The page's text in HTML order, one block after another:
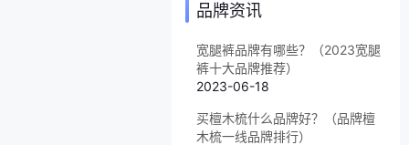
品牌资讯
宽腿裤品牌有哪些？（2023宽腿
裤十大品牌推荐）
2023-06-18
买檀木梳什么品牌好？（品牌檀
木梳一线品牌排行）